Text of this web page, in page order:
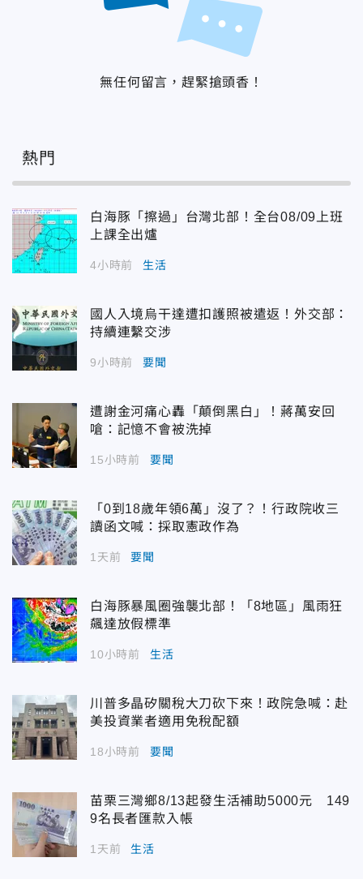
無任何留言，趕緊搶頭香！
熱門
白海豚「擦過」台灣北部！全台08/09上班
上課全出爐
4小時前 生活
國人入境烏干達遭扣護照被遣返！外交部：
持續連繫交涉
9小時前 要聞
遭謝金河痛心轟「顛倒黑白」！蔣萬安回
嗆：記憶不會被洗掉
15小時前 要聞
「0到18歲年領6萬」沒了？！行政院收三
讀函文喊：採取憲政作為
1天前 要聞
白海豚暴風圈強襲北部！「8地區」風雨狂
飆達放假標準
10小時前 生活
川普多晶矽關稅大刀砍下來！政院急喊：赴
美投資業者適用免稅配額
18小時前 要聞
苗栗三灣鄉8/13起發生活補助5000元 149
9名長者匯款入帳
1天前 生活